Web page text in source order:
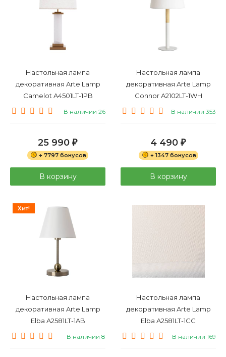
Настольная лампа
декоративная Arte Lamp
Camelot A4501LT-1PB
В наличии 26
25 990 ₽
+ 7797 бонусов
В корзину
Настольная лампа
декоративная Arte Lamp
Connor A2102LT-1WH
В наличии 353
4 490 ₽
+ 1347 бонусов
В корзину
Хит!
Настольная лампа
декоративная Arte Lamp
Elba A2581LT-1AB
В наличии 8
Настольная лампа
декоративная Arte Lamp
Elba A2581LT-1CC
В наличии 169